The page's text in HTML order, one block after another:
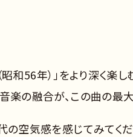
和56年）」をより深く楽
楽の融合が、この曲の最
空気感を感じてみてく